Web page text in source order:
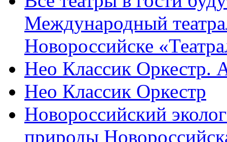
Международный
Новороссийске
Нео Классик Оркестр.
Нео Классик Оркестр
Новороссийский
природы